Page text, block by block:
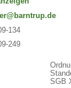
134
249
SGB